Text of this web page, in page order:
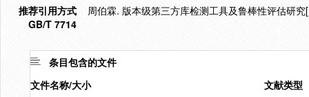
推荐引用方式
GB/T 7714
周伯霖. 版本级第三方库检测工具及鲁棒性评估研
条目包含的文件
文件名称/大小
文献类型